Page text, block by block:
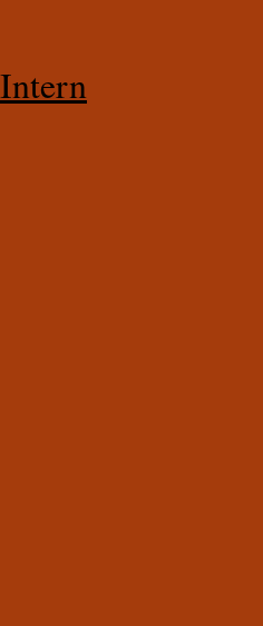
Intern